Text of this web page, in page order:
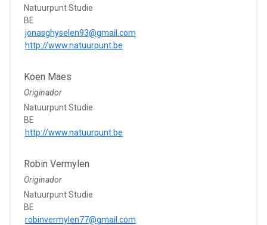
Natuurpunt Studie
BE
jonasghyselen93@gmail.com
http://www.natuurpunt.be
Koen Maes
Originador
Natuurpunt Studie
BE
http://www.natuurpunt.be
Robin Vermylen
Originador
Natuurpunt Studie
BE
robinvermylen77@gmail.com